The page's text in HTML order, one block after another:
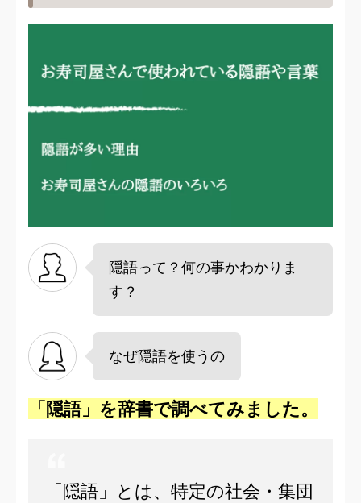
隠語って？何の事かわかりま
す？
なぜ隠語を使うの
「隠語」を辞書で調べてみました。
「隠語」とは、特定の社会・集団